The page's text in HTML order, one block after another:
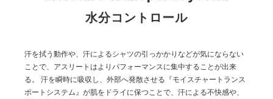
水分コントロール
汗を拭う動作や、汗によるシャツの引っかかりなどが気にならない
ことで、アスリートはよりパフォーマンスに集中することが出来
る。
汗を瞬時に吸収し、外部へ発散させる『モイスチャートランス
ポートシステム』が肌をドライに保つことで、汗による不快感や、